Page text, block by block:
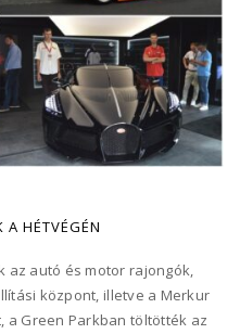
A HÉTVÉGÉN
az autó és motor rajongók,
központ, illetve a Merkur
a Green Parkban töltötték az